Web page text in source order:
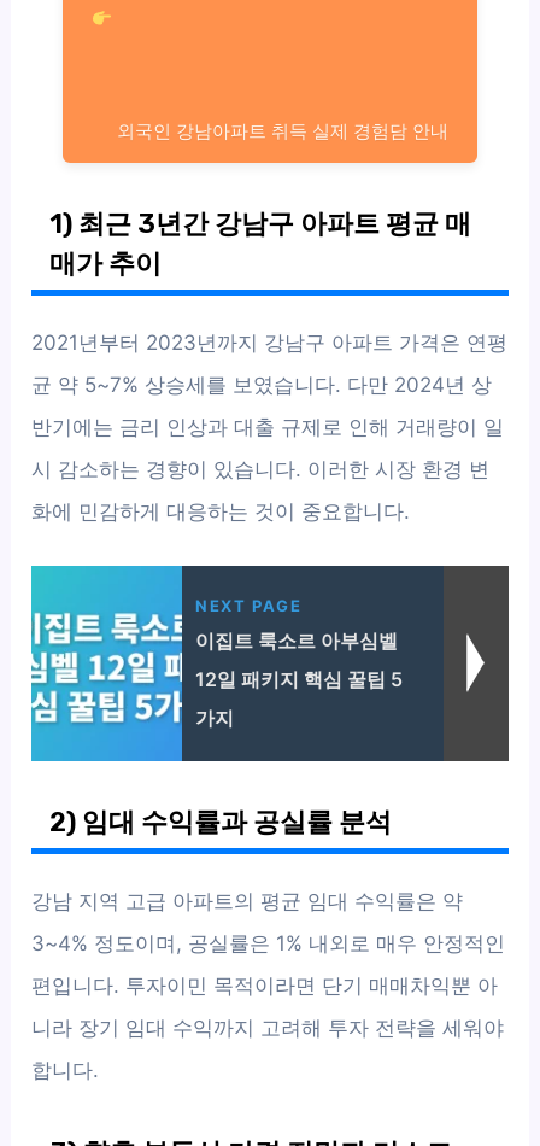
외국인 강남아파트 취득 실제 경험담 안내
1) 최근 3년간 강남구 아파트 평균 매
매가 추이
2021년부터 2023년까지 강남구 아파트 가격은 연평
균 약 5~7% 상승세를 보였습니다. 다만 2024년 상
반기에는 금리 인상과 대출 규제로 인해 거래량이 일
시 감소하는 경향이 있습니다. 이러한 시장 환경 변
화에 민감하게 대응하는 것이 중요합니다.
NEXT PAGE
이집트 룩소르 아부심벨
12일 패키지 핵심 꿀팁 5
가지
2) 임대 수익률과 공실률 분석
강남 지역 고급 아파트의 평균 임대 수익률은 약
3~4% 정도이며, 공실률은 1% 내외로 매우 안정적인
편입니다. 투자이민 목적이라면 단기 매매차익뿐 아
니라 장기 임대 수익까지 고려해 투자 전략을 세워야
합니다.